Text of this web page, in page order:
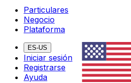
Particulares
Negocio
Plataforma
ES-US
Iniciar sesión
Registrarse
Ayuda